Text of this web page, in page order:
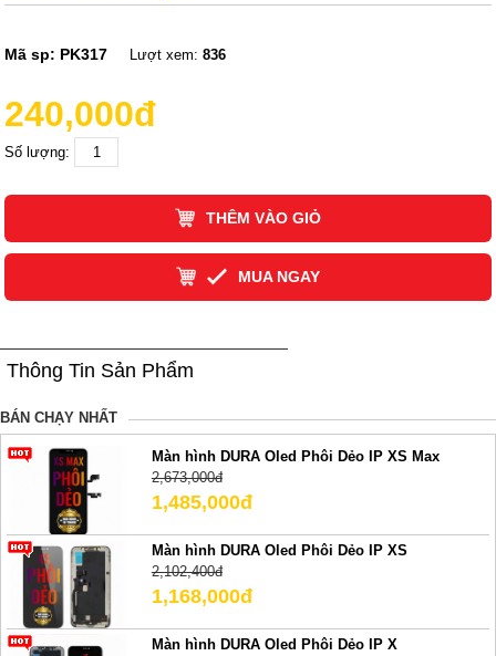
Mã sp: PK317 Lượt xem:836
240,000đ
Số lượng:
THÊM VÀO GIỎ
MUA NGAY
Thông Tin Sản Phẩm
BÁN CHẠY NHẤT
Màn hình DURA Oled Phôi Dẻo IP XS Max
2,673,000đ
1,485,000đ
Màn hình DURA Oled Phôi Dẻo IP XS
2,102,400đ
1,168,000đ
Màn hình DURA Oled Phôi Dẻo IP X